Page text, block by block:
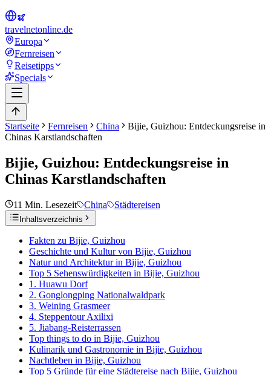
travelnetonline.de
Europa
Fernreisen
Reisetipps
Specials
Startseite Fernreisen China
Bijie, Guizhou: Entdeckungsreise in
Chinas Karstlandschaften
Bijie, Guizhou: Entdeckungsreise in
Chinas Karstlandschaften
11 Min. Lesezeit China Städtereisen
Inhaltsverzeichnis
Fakten zu Bijie, Guizhou
Geschichte und Kultur von Bijie, Guizhou
Natur und Architektur in Bijie, Guizhou
Top 5 Sehenswürdigkeiten in Bijie, Guizhou
1. Huawu Dorf
2. Gonglongping Nationalwaldpark
3. Weining Grasmeer
4. Steppentour Axilixi
5. Jiabang-Reisterrassen
Top things to do in Bijie, Guizhou
Kulinarik und Gastronomie in Bijie, Guizhou
Nachtleben in Bijie, Guizhou
Top 5 Gründe für eine Städtereise nach Bijie, Guizhou